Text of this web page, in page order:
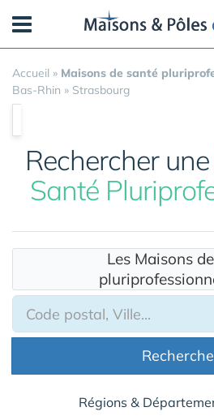
Accueil » Maisons de santé
Bas-Rhin » Strasbourg
Rechercher une
Santé
Les Maisons
Régions &
Panneau de gestion des cookies